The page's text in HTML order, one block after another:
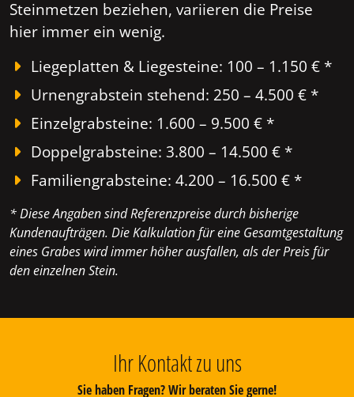
Steinmetzen beziehen, variieren die Preise
hier immer ein wenig.
Liegeplatten & Liegesteine: 100 – 1.150 € *
Urnengrabstein stehend: 250 – 4.500 € *
Einzelgrabsteine: 1.600 – 9.500 € *
Doppelgrabsteine: 3.800 – 14.500 € *
Familiengrabsteine: 4.200 – 16.500 € *
* Diese Angaben sind Referenzpreise durch bisherige
Kundenaufträgen. Die Kalkulation für eine Gesamtgestaltung
eines Grabes wird immer höher ausfallen, als der Preis für
den einzelnen Stein.
Ihr Kontakt zu uns
Sie haben Fragen? Wir beraten Sie gerne!